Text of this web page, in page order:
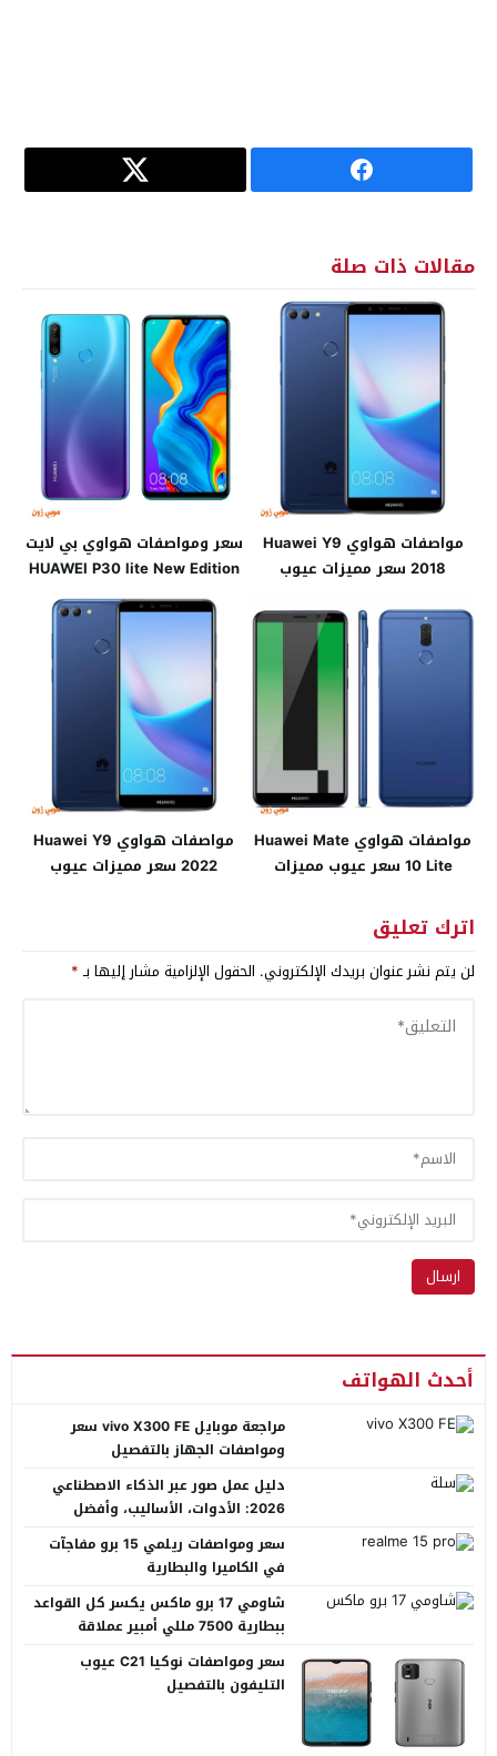
مقالات ذات صلة
مواصفات هواوي Huawei Y9
2018 سعر مميزات عيوب
سعر ومواصفات هواوي بي لايت
HUAWEI P30 lite New Edition
الإصدار الجديد
مواصفات هواوي Huawei Mate
10 Lite سعر عيوب مميزات
مواصفات هواوي Huawei Y9
2022 سعر مميزات عيوب
اترك تعليق
لن يتم نشر عنوان بريدك الإلكتروني. الحقول الإلزامية مشار إليها بـ*
أحدث الهواتف
مراجعة موبايل vivo X300 FE سعر
ومواصفات الجهاز بالتفصيل
دليل عمل صور عبر الذكاء الاصطناعي
2026: الأدوات، الأساليب، وأفضل
سعر ومواصفات ريلمي 15 برو مفاجآت
في الكاميرا والبطارية
شاومي 17 برو ماكس يكسر كل القواعد
ببطارية 7500 مللي أمبير عملاقة
سعر ومواصفات نوكيا C21 عيوب
التليفون بالتفصيل